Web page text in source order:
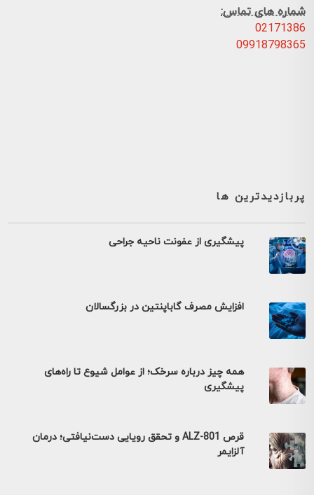
شماره های تماس:
02171386
09918798365
پربازدیدترین ها
پیشگیری از عفونت ناحیه جراحی
افزایش مصرف گاباپنتین در بزرگسالان
همه چیز درباره سرخک؛ از عوامل شیوع تا راه‌های
پیشگیری
قرص ALZ-801 و تحقق رویایی دست‌نیافتی؛ درمان
آلزایمر